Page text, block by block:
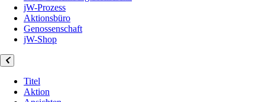
jW-Prozess
Aktionsbüro
Genossenschaft
jW-Shop
Titel
Aktion